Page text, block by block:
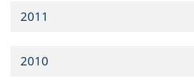
2011
2010